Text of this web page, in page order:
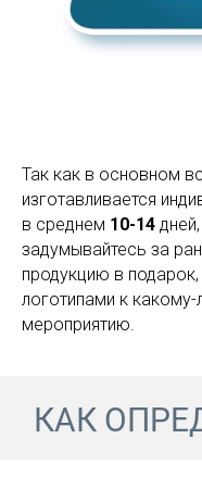
Так как в основном
изготавливается
в среднем 10-14
задумывайтесь за
продукцию в
логотипами к
мероприятию.
КАК